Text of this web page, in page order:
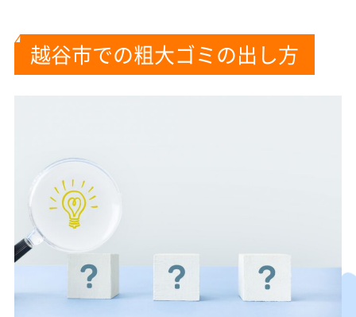
越谷市での粗大ゴミの出し方